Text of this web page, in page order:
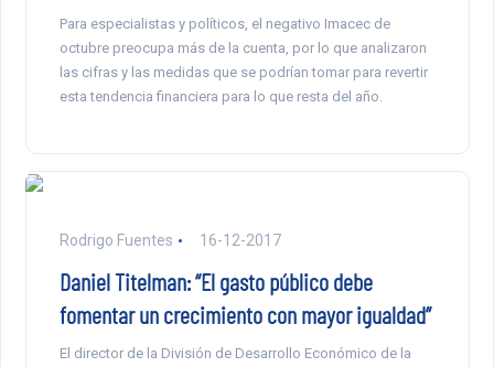
Para especialistas y políticos, el negativo Imacec de
octubre preocupa más de la cuenta, por lo que analizaron
las cifras y las medidas que se podrían tomar para revertir
esta tendencia financiera para lo que resta del año.
Rodrigo Fuentes 16-12-2017
Daniel Titelman: “El gasto público debe
fomentar un crecimiento con mayor igualdad”
El director de la División de Desarrollo Económico de la